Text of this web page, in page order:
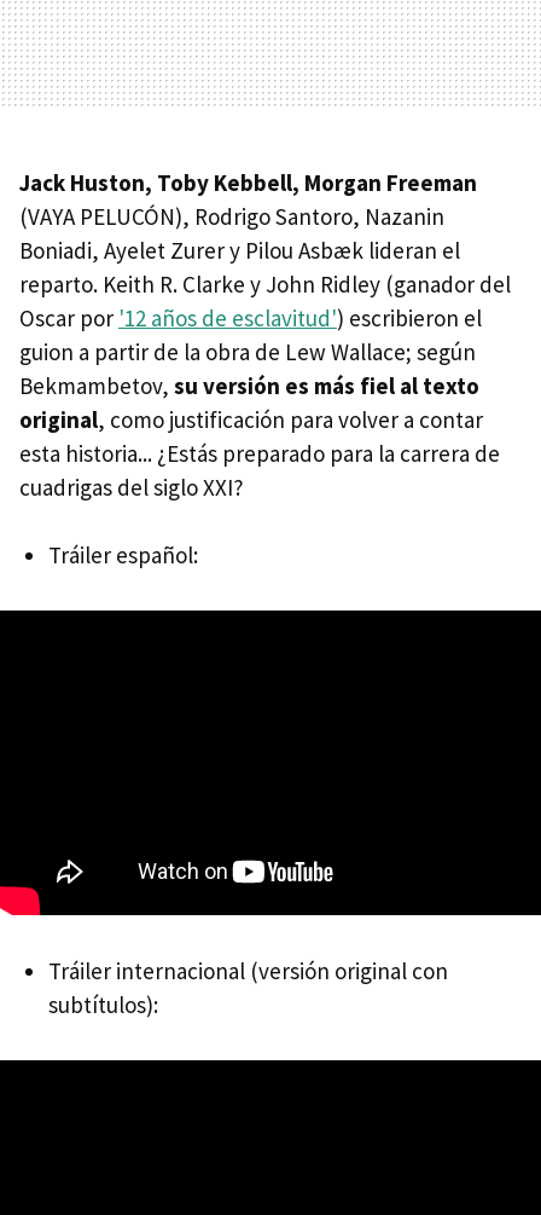
Jack Huston, Toby Kebbell, Morgan Freeman
(VAYA PELUCÓN), Rodrigo Santoro, Nazanin
Boniadi, Ayelet Zurer y Pilou Asbæk lideran el
reparto. Keith R. Clarke y John Ridley (ganador del
Oscar por '12 años de esclavitud') escribieron el
guion a partir de la obra de Lew Wallace; según
Bekmambetov, su versión es más fiel al texto
original, como justificación para volver a contar
esta historia... ¿Estás preparado para la carrera de
cuadrigas del siglo XXI?
Tráiler español:
Tráiler internacional (versión original con
subtítulos):